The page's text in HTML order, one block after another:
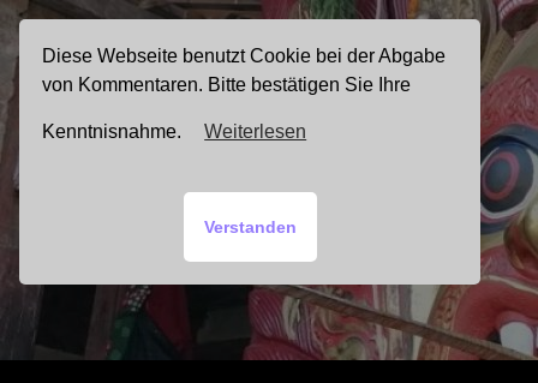
Zum
Inhalt
springen
Diese Webseite benutzt Cookie bei der Abgabe
von Kommentaren. Bitte bestätigen Sie Ihre
Kenntnisnahme. Weiterlesen
Verstanden